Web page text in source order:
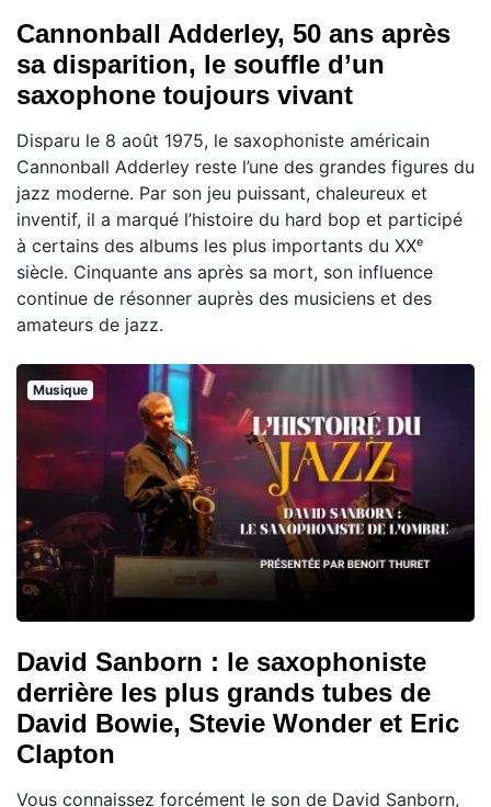
Cannonball Adderley, 50 ans après
sa disparition, le souffle d’un
saxophone toujours vivant
Disparu le 8 août 1975, le saxophoniste américain
Cannonball Adderley reste l’une des grandes figures du
jazz moderne. Par son jeu puissant, chaleureux et
inventif, il a marqué l’histoire du hard bop et participé
à certains des albums les plus importants du XXᵉ
siècle. Cinquante ans après sa mort, son influence
continue de résonner auprès des musiciens et des
amateurs de jazz.
Musique
David Sanborn : le saxophoniste
derrière les plus grands tubes de
David Bowie, Stevie Wonder et Eric
Clapton
Vous connaissez forcément le son de David Sanborn,